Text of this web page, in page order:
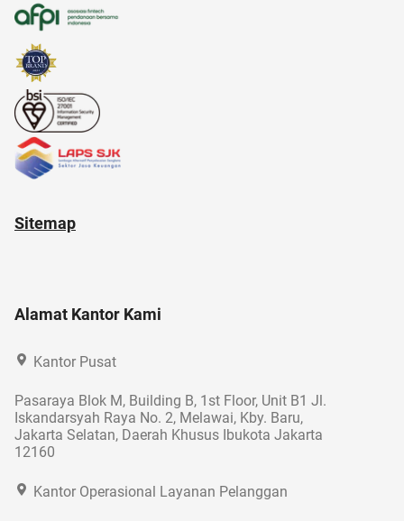
alasan saham CPO melejit
Sitemap
Alamat Kantor Kami
Kantor Pusat
Pasaraya Blok M, Building B, 1st Floor, Unit B1 Jl.
Iskandarsyah Raya No. 2, Melawai, Kby. Baru,
Jakarta Selatan, Daerah Khusus Ibukota Jakarta
12160
Kantor Operasional Layanan Pelanggan